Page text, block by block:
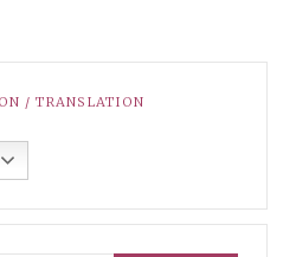
/ TRANSLATION